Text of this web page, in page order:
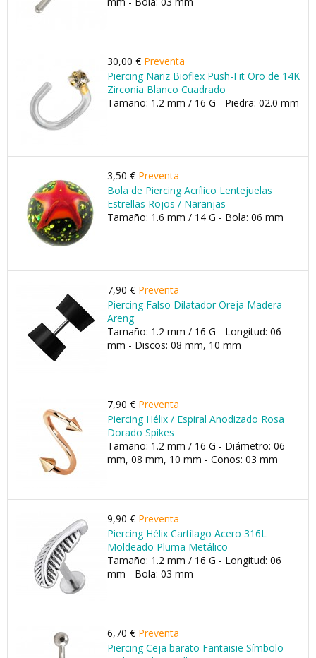
30,00 € Preventa
Piercing Nariz Bioflex Push-Fit Oro de 14K
Zirconia Blanco Cuadrado
Tamaño: 1.2 mm / 16 G - Piedra: 02.0 mm
3,50 € Preventa
Bola de Piercing Acrílico Lentejuelas
Estrellas Rojos / Naranjas
Tamaño: 1.6 mm / 14 G - Bola: 06 mm
7,90 € Preventa
Piercing Falso Dilatador Oreja Madera
Areng
Tamaño: 1.2 mm / 16 G - Longitud: 06
mm - Discos: 08 mm, 10 mm
7,90 € Preventa
Piercing Hélix / Espiral Anodizado Rosa
Dorado Spikes
Tamaño: 1.2 mm / 16 G - Diámetro: 06
mm, 08 mm, 10 mm - Conos: 03 mm
9,90 € Preventa
Piercing Hélix Cartílago Acero 316L
Moldeado Pluma Metálico
Tamaño: 1.2 mm / 16 G - Longitud: 06
mm - Bola: 03 mm
6,70 € Preventa
Piercing Ceja barato Fantaisie Símbolo